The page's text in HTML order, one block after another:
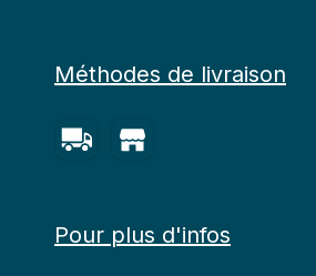
Méthodes de livraison
Pour plus d'infos